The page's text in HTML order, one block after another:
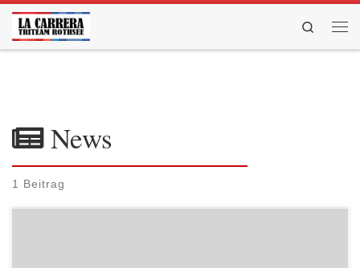
Zum Inhalt springen
Search
News
1 Beitrag